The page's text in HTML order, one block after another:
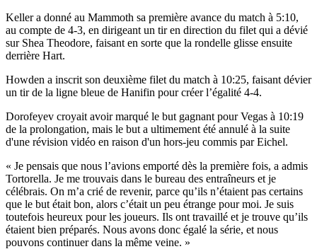
Keller a donné au Mammoth sa première avance du match à 5:10,
au compte de 4-3, en dirigeant un tir en direction du filet qui a dévié
sur Shea Theodore, faisant en sorte que la rondelle glisse ensuite
derrière Hart.
Howden a inscrit son deuxième filet du match à 10:25, faisant dévier
un tir de la ligne bleue de Hanifin pour créer l’égalité 4-4.
Dorofeyev croyait avoir marqué le but gagnant pour Vegas à 10:19
de la prolongation, mais le but a ultimement été annulé à la suite
d'une révision vidéo en raison d'un hors-jeu commis par Eichel.
« Je pensais que nous l’avions emporté dès la première fois, a admis
Tortorella. Je me trouvais dans le bureau des entraîneurs et je
célébrais. On m’a crié de revenir, parce qu’ils n’étaient pas certains
que le but était bon, alors c’était un peu étrange pour moi. Je suis
toutefois heureux pour les joueurs. Ils ont travaillé et je trouve qu’ils
étaient bien préparés. Nous avons donc égalé la série, et nous
pouvons continuer dans la même veine. »